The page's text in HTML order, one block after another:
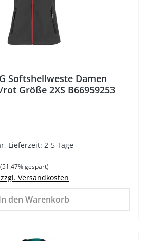
Softshellweste Damen
Größe 2XS B66959253
Lieferzeit: 2-5 Tage
Preis:
(51.47% gespart)
Versandkosten
den Warenkorb